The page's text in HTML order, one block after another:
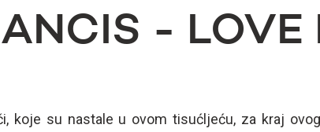
- LOVE
koje su nastale u ovom tisućljeću, za kraj